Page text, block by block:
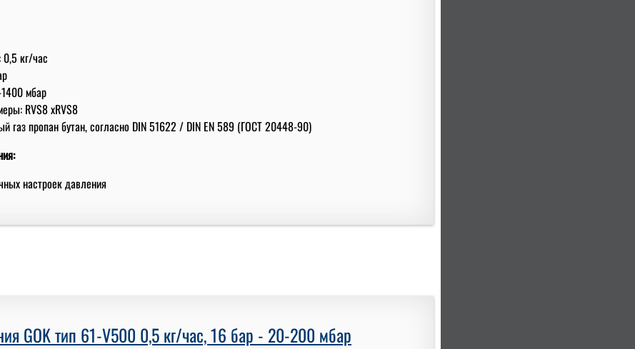
0,5 кг/час
мбар
RVS8 xRVS8
газ пропан бутан, согласно DIN 51622 / DIN EN 589 (ГОСТ 20448-90)
настроек давления
GOK тип 61-V500 0,5 кг/час, 16 бар - 20-200 мбар